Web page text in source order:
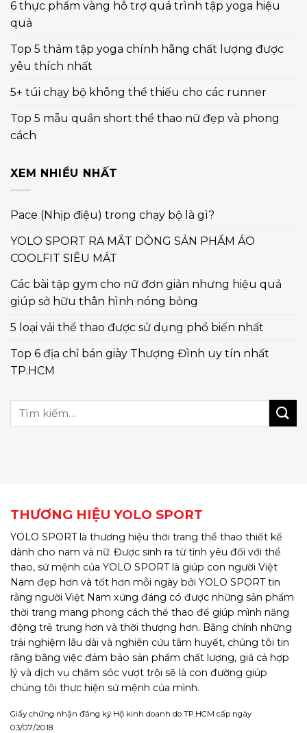
6 thực phẩm vàng hỗ trợ quá trình tập yoga hiệu
quả
Top 5 thảm tập yoga chính hãng chất lượng được
yêu thích nhất
5+ túi chạy bộ không thể thiếu cho các runner
Top 5 mẫu quần short thể thao nữ đẹp và phong
cách
XEM NHIỀU NHẤT
Pace (Nhịp điệu) trong chạy bộ là gì?
YOLO SPORT RA MẮT DÒNG SẢN PHẨM ÁO
COOLFIT SIÊU MÁT
Các bài tập gym cho nữ đơn giản nhưng hiệu quả
giúp sở hữu thân hình nóng bỏng
5 loại vải thể thao được sử dụng phổ biến nhất
Top 6 địa chỉ bán giày Thượng Đình uy tín nhất
TP.HCM
THƯƠNG HIỆU YOLO SPORT
YOLO SPORT là thương hiệu thời trang thể thao thiết kế
dành cho nam và nữ. Được sinh ra từ tình yêu đối với thể
thao, sứ mệnh của YOLO SPORT là giúp con người Việt
Nam đẹp hơn và tốt hơn mỗi ngày bởi YOLO SPORT tin
rằng người Việt Nam xứng đáng có được những sản phẩm
thời trang mang phong cách thể thao để giúp mình năng
động trẻ trung hơn và thời thượng hơn. Bằng chính những
trải nghiệm lâu dài và nghiên cứu tâm huyết, chúng tôi tin
rằng bằng việc đảm bảo sản phẩm chất lượng, giá cả hợp
lý và dịch vụ chăm sóc vượt trội sẽ là con đường giúp
chúng tôi thực hiện sứ mệnh của mình.
Giấy chứng nhận đăng ký Hộ kinh doanh do TP.HCM cấp ngày
03/07/2018.